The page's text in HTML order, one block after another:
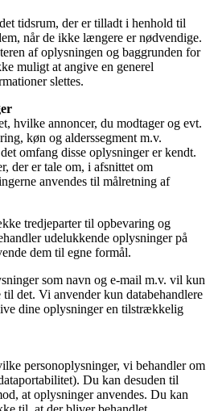
tidsrum, der er tilladt i henhold til
når de ikke længere er nødvendige.
af oplysningen og baggrunden for
muligt at angive en generel
slettes.
hvilke annoncer, du modtager og evt.
køn og alderssegment m.v.
omfang disse oplysninger er kendt.
der er tale om, i afsnittet om
anvendes til målretning af
tredjeparter til opbevaring og
udelukkende oplysninger på
dem til egne formål.
som navn og e-mail m.v. vil kun
det. Vi anvender kun databehandlere
dine oplysninger en tilstrækkelig
personoplysninger, vi behandler om
Du kan desuden til
at oplysninger anvendes. Du kan